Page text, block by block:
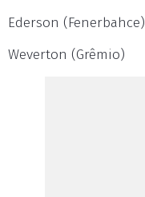
Ederson (Fenerbahce)
Weverton (Grêmio)